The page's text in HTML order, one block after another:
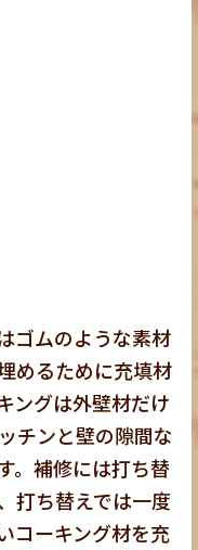
ゴムのような素材
めるために充填材
ングは外壁材だけ
チンと壁の隙間な
。補修には打ち替
打ち替えでは一度
コーキング材を充